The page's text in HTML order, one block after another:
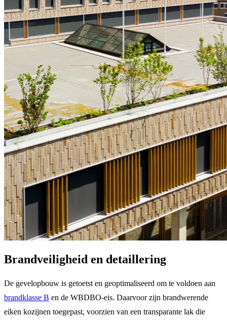
Brandveiligheid en detaillering
De gevelopbouw is getoetst en geoptimaliseerd om te voldoen aan
brandklasse B en de WBDBO-eis. Daarvoor zijn brandwerende
eiken kozijnen toegepast, voorzien van een transparante lak die